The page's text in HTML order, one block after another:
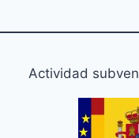
Actividad